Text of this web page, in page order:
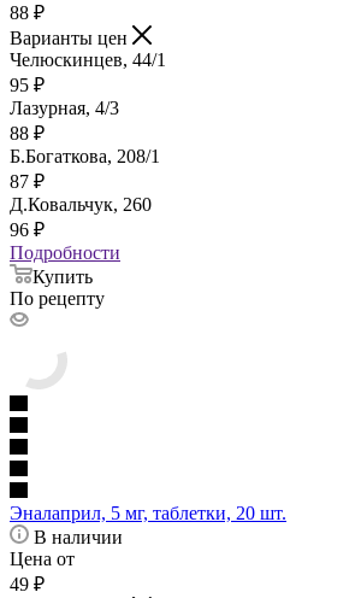
88 ₽
Варианты цен
Челюскинцев, 44/1
95 ₽
Лазурная, 4/3
88 ₽
Б.Богаткова, 208/1
87 ₽
Д.Ковальчук, 260
96 ₽
Подробности
Купить
По рецепту
Эналаприл, 5 мг, таблетки, 20 шт.
В наличии
Цена от
49 ₽